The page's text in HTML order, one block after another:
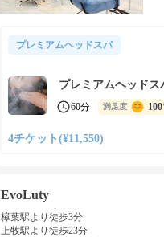
プレミアムヘッドスパ
プレミアムヘッドス
60分 満足度
4チケット(¥11,550)
EvoLuty
樟葉駅より徒歩3分
上牧駅より徒歩23分